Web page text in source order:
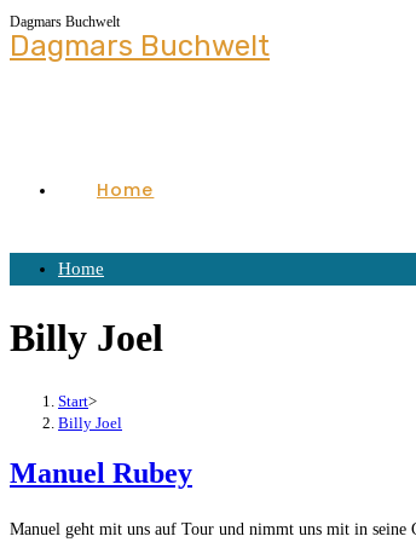
Dagmars Buchwelt
Dagmars Buchwelt
Home
Home
Billy Joel
Start>
Billy Joel
Manuel Rubey
Manuel geht mit uns auf Tour und nimmt uns mit in